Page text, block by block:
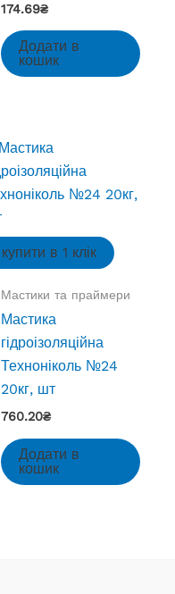
174.69₴
Додати в
кошик
купити в 1 клік
Мастики та праймери
Мастика
гідроізоляційна
Техноніколь №24
20кг, шт
760.20₴
Додати в
кошик